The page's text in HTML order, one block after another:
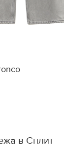
в Сплит